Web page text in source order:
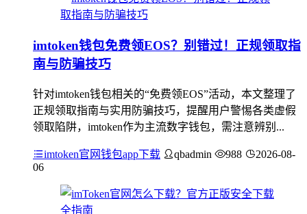
imtoken钱包免费领EOS？别错过！正规领取指
南与防骗技巧
针对imtoken钱包相关的“免费领EOS”活动，本文整理了
正规领取指南与实用防骗技巧，提醒用户警惕各类虚假
领取陷阱，imtoken作为主流数字钱包，需注意辨别...
imtoken官网钱包app下载 qbadmin 988
2026-08-
06